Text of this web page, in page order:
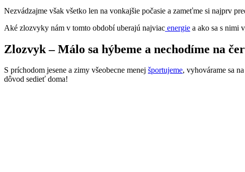
Nezvádzajme však všetko len na vonkajšie počasie a zameťme si najprv
Aké zlozvyky nám v tomto období uberajú najviac energie a ako sa s nimi
Zlozvyk – Málo sa hýbeme a nechodíme na
S príchodom jesene a zimy všeobecne menej športujeme, vyhovárame sa
dôvod sedieť doma!